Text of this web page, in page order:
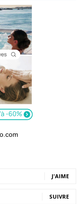
J'AIME
SUIVRE